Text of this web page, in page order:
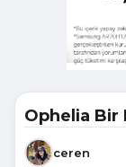
Ophelia Bir
ceren